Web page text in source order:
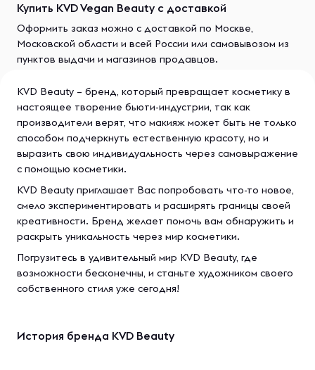
Купить KVD Vegan Beauty с доставкой
Оформить заказ можно с доставкой по Москве,
Московской области и всей России или самовывозом из
пунктов выдачи и магазинов продавцов.
KVD Beauty – бренд, который превращает косметику в
настоящее творение бьюти-индустрии, так как
производители верят, что макияж может быть не только
способом подчеркнуть естественную красоту, но и
выразить свою индивидуальность через самовыражение
с помощью косметики.
KVD Beauty приглашает Вас попробовать что-то новое,
смело экспериментировать и расширять границы своей
креативности. Бренд желает помочь вам обнаружить и
раскрыть уникальность через мир косметики.
Погрузитесь в удивительный мир KVD Beauty, где
возможности бесконечны, и станьте художником своего
собственного стиля уже сегодня!
История бренда KVD Beauty